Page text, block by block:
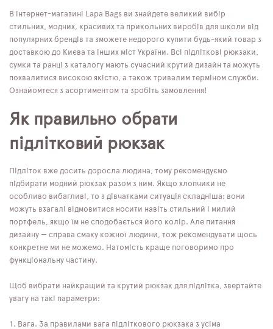
В інтернет-магазині Lapa Bags ви знайдете великий вибір
стильних, модних, красивих та прикольних виробів для школи від
популярних брендів та зможете недорого купити будь-який товар з
доставкою до Києва та інших міст України. Всі підліткові рюкзаки,
сумки та ранці з каталогу мають сучасний крутий дизайн та можуть
похвалитися високою якістю, а також тривалим терміном служби.
Ознайомтеся з асортиментом та зробіть замовлення!
Як правильно обрати
підлітковий рюкзак
Підліток вже досить доросла людина, тому рекомендуємо
підбирати модний рюкзак разом з ним. Якщо хлопчики не
особливо вибагливі, то з дівчатками ситуація складніша: вони
можуть взагалі відмовитися носити навіть стильний і милий
портфель, якщо їм не сподобається його колір. Але питання
дизайну — справа смаку кожної людини, тож рекомендувати щось
конкретне ми не можемо. Натомість краще поговоримо про
функціональну частину.
Щоб вибрати найкращий та крутий рюкзак для підлітка, звертайте
увагу на такі параметри:
Вага. За правилами вага підліткового рюкзака з усіма